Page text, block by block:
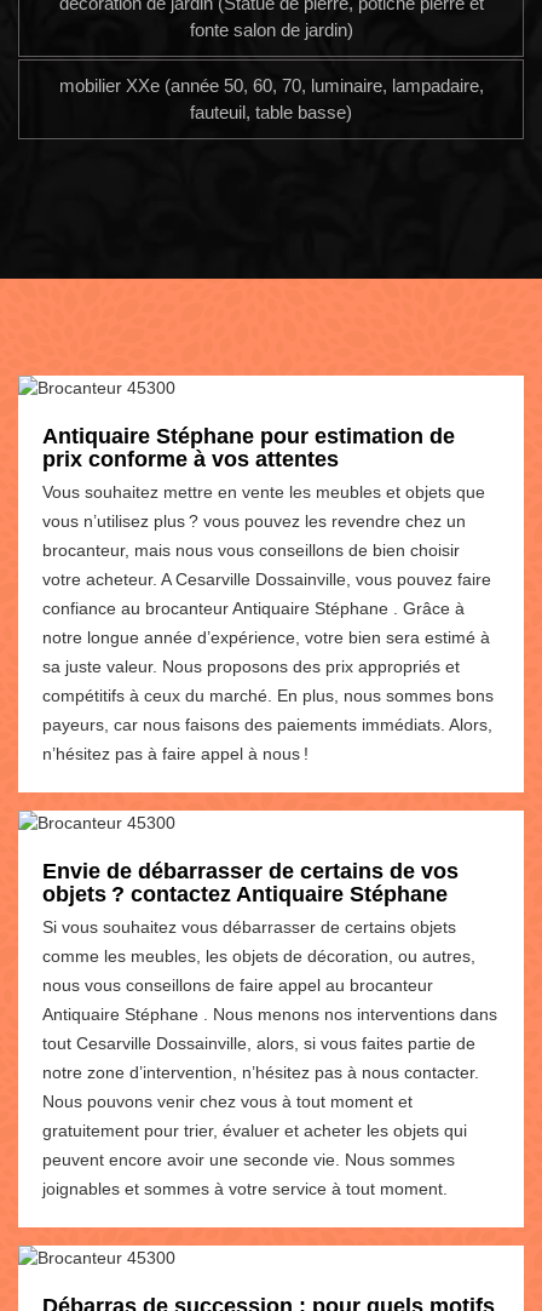
fonte salon de jardin)
mobilier XXe (année 50, 60, 70, luminaire, lampadaire,
fauteuil, table basse)
Antiquaire Stéphane pour estimation de
prix conforme à vos attentes
Vous souhaitez mettre en vente les meubles et objets que
vous n’utilisez plus ? vous pouvez les revendre chez un
brocanteur, mais nous vous conseillons de bien choisir
votre acheteur. A Cesarville Dossainville, vous pouvez faire
confiance au brocanteur Antiquaire Stéphane . Grâce à
notre longue année d’expérience, votre bien sera estimé à
sa juste valeur. Nous proposons des prix appropriés et
compétitifs à ceux du marché. En plus, nous sommes bons
payeurs, car nous faisons des paiements immédiats. Alors,
n’hésitez pas à faire appel à nous !
Envie de débarrasser de certains de vos
objets ? contactez Antiquaire Stéphane
Si vous souhaitez vous débarrasser de certains objets
comme les meubles, les objets de décoration, ou autres,
nous vous conseillons de faire appel au brocanteur
Antiquaire Stéphane . Nous menons nos interventions dans
tout Cesarville Dossainville, alors, si vous faites partie de
notre zone d’intervention, n’hésitez pas à nous contacter.
Nous pouvons venir chez vous à tout moment et
gratuitement pour trier, évaluer et acheter les objets qui
peuvent encore avoir une seconde vie. Nous sommes
joignables et sommes à votre service à tout moment.
Débarras de succession : pour quels motifs